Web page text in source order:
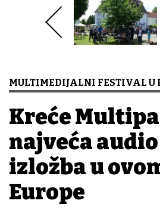
MULTIMEDIJALNI FESTIVAL U
Kreće
najveća
izložba u
Europe